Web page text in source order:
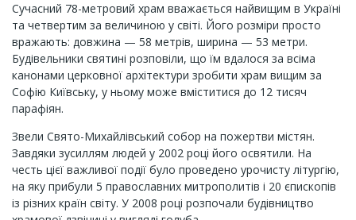
Сучасний 78-метровий храм вважається найвищим в Україні
та четвертим за величиною у світі. Його розміри просто
вражають: довжина — 58 метрів, ширина — 53 метри.
Будівельники святині розповіли, що їм вдалося за всіма
канонами церковної архітектури зробити храм вищим за
Софію Київську, у ньому може вміститися до 12 тисяч
парафіян.
Звели Свято-Михайлівський собор на пожертви містян.
Завдяки зусиллям людей у 2002 році його освятили. На
честь цієї важливої події було проведено урочисту літургію,
на яку прибули 5 православних митрополитів і 20 єпископів
із різних країн світу. У 2008 році розпочали будівництво